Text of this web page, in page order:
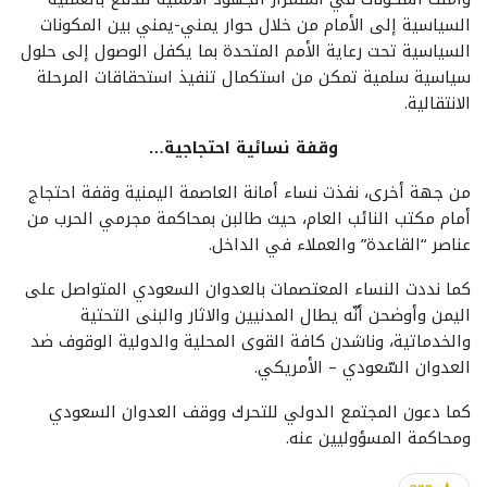
السياسية إلى الأمام من خلال حوار يمني-يمني بين المكونات
السياسية تحت رعاية الأمم المتحدة بما يكفل الوصول إلى حلول
سياسية سلمية تمكن من استكمال تنفيذ استحقاقات المرحلة
الانتقالية.
وقفة نسائية احتجاجية…
من جهة أخرى، نفذت نساء أمانة العاصمة اليمنية وقفة احتجاج
أمام مكتب النائب العام، حيث طالبن بمحاكمة مجرمي الحرب من
عناصر “القاعدة” والعملاء في الداخل.
كما نددت النساء المعتصمات بالعدوان السعودي المتواصل على
اليمن وأوضحن أنّه يطال المدنيين والاثار والبنى التحتية
والخدماتية، وناشدن كافة القوى المحلية والدولية الوقوف ضد
العدوان السّعودي – الأمريكي.
كما دعون المجتمع الدولي للتحرك ووقف العدوان السعودي
ومحاكمة المسؤوليين عنه.